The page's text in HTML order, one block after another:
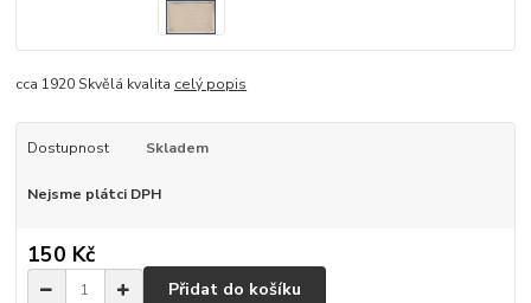
cca 1920 Skvělá kvalita celý popis
Dostupnost Skladem
Nejsme plátci DPH
150 Kč
Přidat do košíku